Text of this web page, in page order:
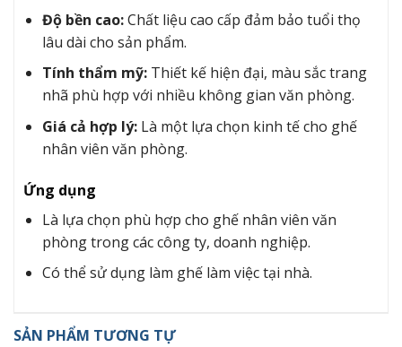
Độ bền cao:Chất liệu cao cấp đảm bảo tuổi thọ
lâu dài cho sản phẩm.
Tính thẩm mỹ:Thiết kế hiện đại, màu sắc trang
nhã phù hợp với nhiều không gian văn phòng.
Giá cả hợp lý:Là một lựa chọn kinh tế cho ghế
nhân viên văn phòng.
Ứng dụng
Là lựa chọn phù hợp cho ghế nhân viên văn
phòng trong các công ty, doanh nghiệp.
Có thể sử dụng làm ghế làm việc tại nhà.
SẢN PHẨM TƯƠNG TỰ